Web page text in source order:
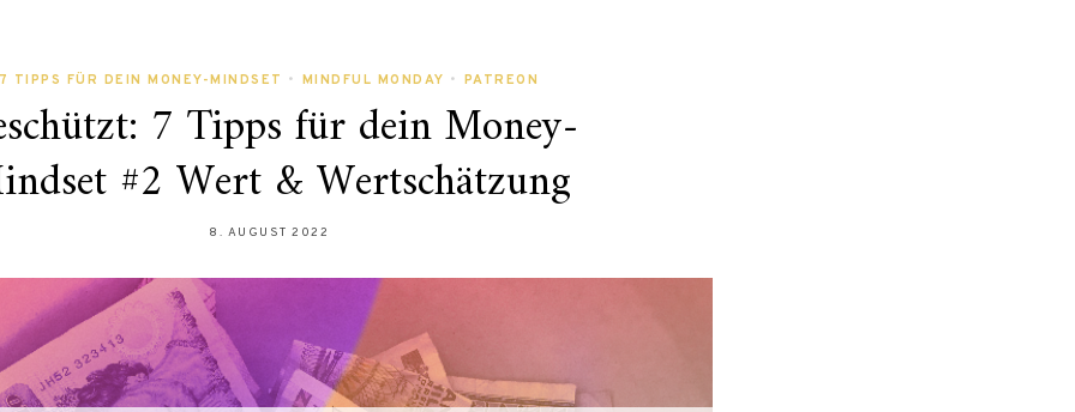
TIPPS FÜR DEIN MONEY-MINDSET • MINDFUL MONDAY • PATREON
7 Tipps für dein Money-
#2 Wert & Wertschätzung
8. AUGUST 2022